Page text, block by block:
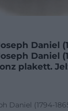
Daniel
Daniel
plakett.
Daniel (1794-